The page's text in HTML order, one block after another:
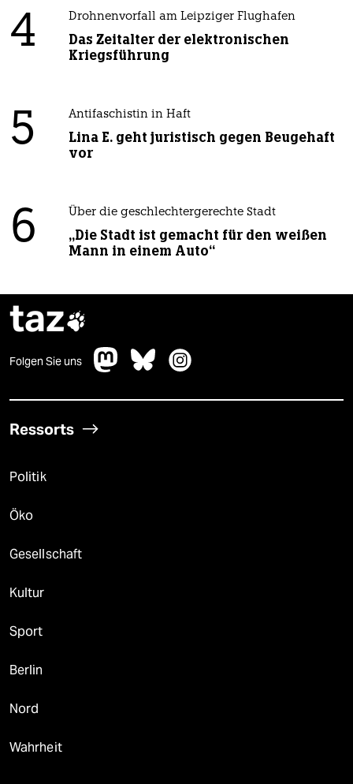
4 Drohnenvorfall am Leipziger Flughafen
Das Zeitalter der elektronischen
Kriegsführung
5 Antifaschistin in Haft
Lina E. geht juristisch gegen Beugehaft
vor
6 Über die geschlechtergerechte Stadt
„Die Stadt ist gemacht für den weißen
Mann in einem Auto“
taz
Folgen Sie uns
Ressorts
Politik
Öko
Gesellschaft
Kultur
Sport
Berlin
Nord
Wahrheit